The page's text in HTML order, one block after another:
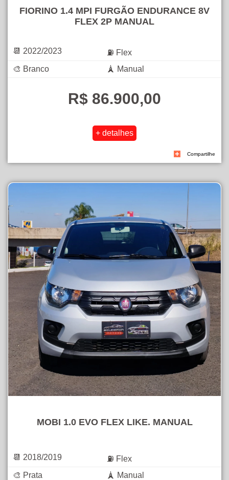
FIORINO 1.4 MPI FURGÃO ENDURANCE 8V
FLEX 2P MANUAL
📆 2022/2023
⛽ Flex
🎨 Branco
🗼 Manual
R$ 86.900,00
Compartilhe
MOBI 1.0 EVO FLEX LIKE. MANUAL
📆 2018/2019
⛽ Flex
🎨 Prata
🗼 Manual